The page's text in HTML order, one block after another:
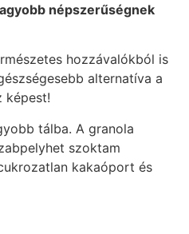
népszerűségnek
hozzávalókból is
alternatíva a
képest!
tálba. A granola
szoktam
kakaóport és